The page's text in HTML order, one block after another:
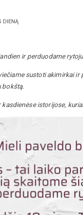
DIENĄ
ir perduodame
sustoti akimirkai ir
bokštą.
istorijose,